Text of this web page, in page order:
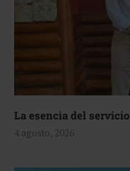
La esencia del servicio
4 agosto, 2026